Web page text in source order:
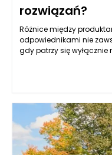
rozwiązań?
Różnice między
odpowiednikami nie
gdy patrzy się wyłącznie
precyzji wykonania.
ceną, jednak mogą
trwałości, odporności
żywotności powłoki
intensywnie